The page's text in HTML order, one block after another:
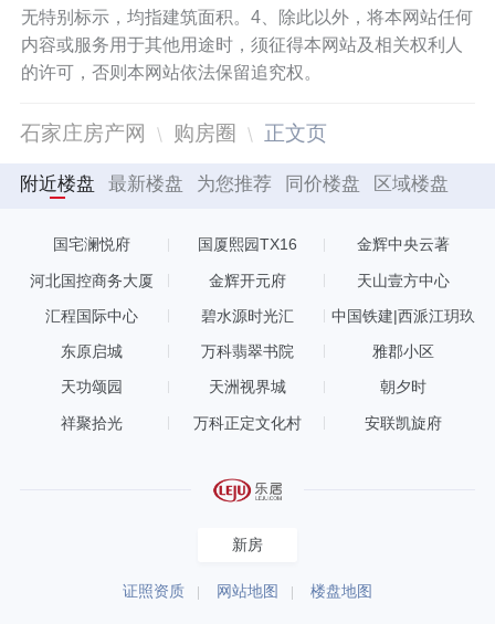
无特别标示，均指建筑面积。4、除此以外，将本网站任何
内容或服务用于其他用途时，须征得本网站及相关权利人
的许可，否则本网站依法保留追究权。
石家庄房产网 购房圈 正文页
附近楼盘 最新楼盘 为您推荐 同价楼盘 区域楼盘
国宅澜悦府 国厦熙园TX16 金辉中央云著
河北国控商务大厦 金辉开元府 天山壹方中心
汇程国际中心 碧水源时光汇
中国铁建|西派江玥玖
东原启城 万科翡翠书院 雅郡小区
天功颂园 天洲视界城 朝夕时
祥聚拾光 万科正定文化村 安联凯旋府
新房
证照资质 网站地图 楼盘地图